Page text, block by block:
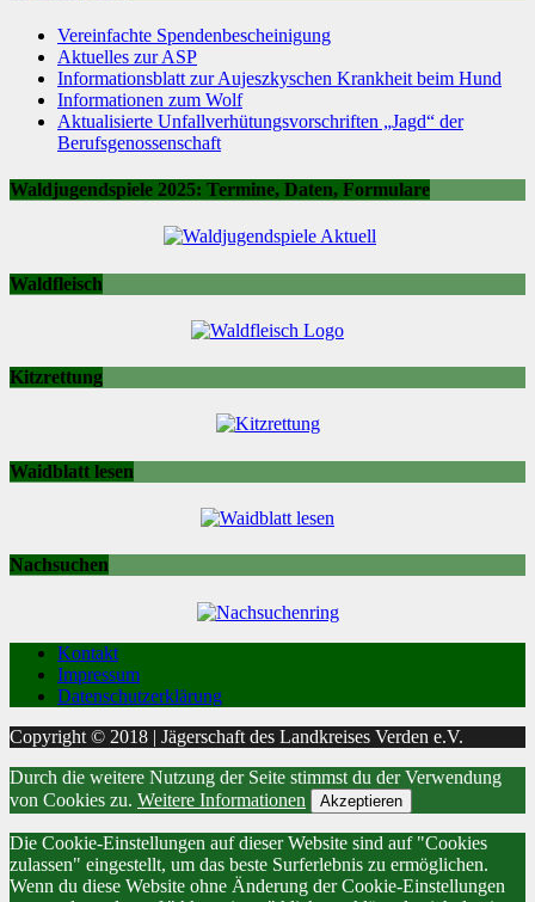
Vereinfachte Spendenbescheinigung
Aktuelles zur ASP
Informationsblatt zur Aujeszkyschen Krankheit beim Hund
Informationen zum Wolf
Aktualisierte Unfallverhütungsvorschriften „Jagd“ der
Berufsgenossenschaft
Waldjugendspiele 2025: Termine, Daten, Formulare
Waldfleisch
Kitzrettung
Waidblatt lesen
Nachsuchen
Kontakt
Impressum
Datenschutzerklärung
Copyright © 2018 | Jägerschaft des Landkreises Verden e.V.
Durch die weitere Nutzung der Seite stimmst du der Verwendung
von Cookies zu. Weitere Informationen Akzeptieren
Die Cookie-Einstellungen auf dieser Website sind auf "Cookies
zulassen" eingestellt, um das beste Surferlebnis zu ermöglichen.
Wenn du diese Website ohne Änderung der Cookie-Einstellungen